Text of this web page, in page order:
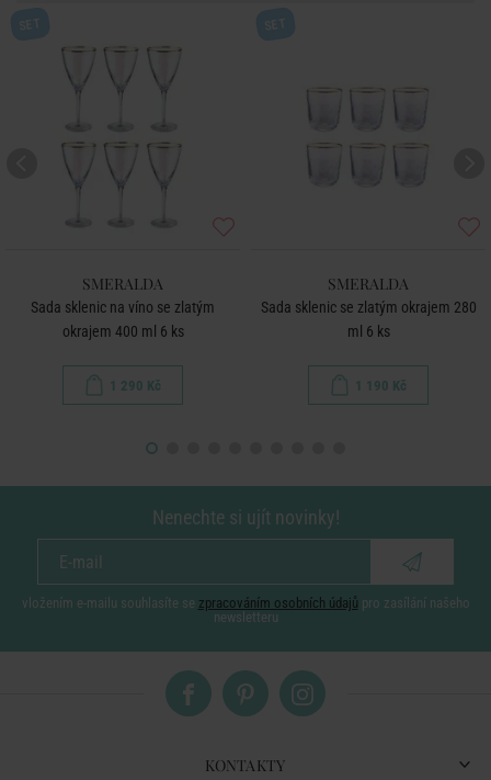
SMERALDA
Sada sklenic na víno se zlatým
okrajem 400 ml 6 ks
1 290 Kč
SMERALDA
Sada sklenic se zlatým okrajem 280
ml 6 ks
1 190 Kč
Nenechte si ujít novinky!
vložením e-mailu souhlasíte se zpracováním osobních údajů pro zasílání našeho
newsletteru
KONTAKTY